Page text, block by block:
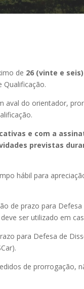
de 26 (vinte e seis)
Qualificação.
do orientador,
e com a
previstas
hábil para
de prazo para
ser utilizado em
para Defesa de
de prorrogação,